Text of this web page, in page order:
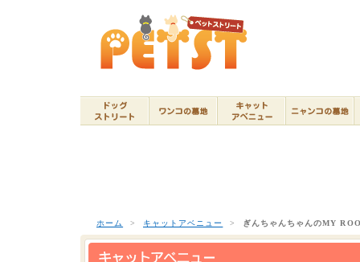
ホーム > キャットアベニュー > ぎんちゃんちゃんのMY